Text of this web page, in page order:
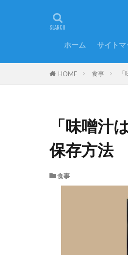
ホーム サイトマ
HOME 食事
「味噌汁
保存方法
食事